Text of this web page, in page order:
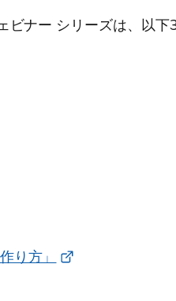
ナー シリーズは、以下
り方」